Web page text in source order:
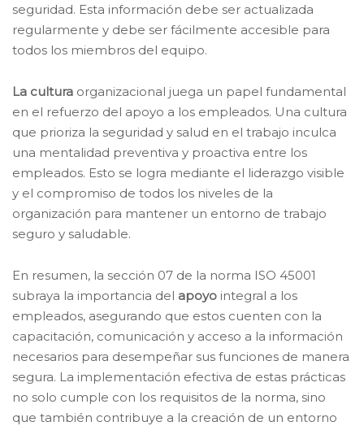
seguridad. Esta información debe ser actualizada
regularmente y debe ser fácilmente accesible para
todos los miembros del equipo.
La cultura organizacional juega un papel fundamental
en el refuerzo del apoyo a los empleados. Una cultura
que prioriza la seguridad y salud en el trabajo inculca
una mentalidad preventiva y proactiva entre los
empleados. Esto se logra mediante el liderazgo visible
y el compromiso de todos los niveles de la
organización para mantener un entorno de trabajo
seguro y saludable.
En resumen, la sección 07 de la norma ISO 45001
subraya la importancia del apoyo integral a los
empleados, asegurando que estos cuenten con la
capacitación, comunicación y acceso a la información
necesarios para desempeñar sus funciones de manera
segura. La implementación efectiva de estas prácticas
no solo cumple con los requisitos de la norma, sino
que también contribuye a la creación de un entorno